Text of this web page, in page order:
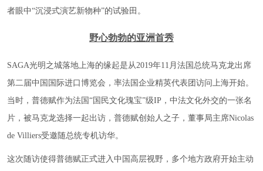
者眼中“沉浸式演艺新物种”的试验田。
野心勃勃的亚洲首秀
SAGA光明之城落地上海的缘起是从2019年11月法国总统马克龙出席
第二届中国国际进口博览会，率法国企业精英代表团访问上海开始。
当时，普德赋作为法国“国民文化瑰宝”级IP，中法文化外交的一张名
片，被马克龙选择一起出访，普德赋创始人之子，董事局主席Nicolas
de Villiers受邀随总统专机访华。
这次随访使得普德赋正式进入中国高层视野，多个地方政府开始主动